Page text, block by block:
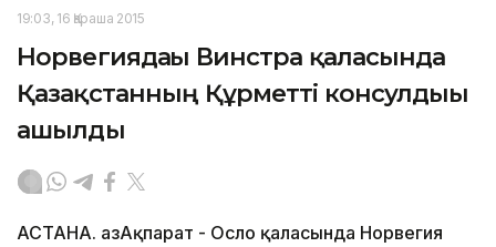
19:03, 16 Қараша 2015
Норвегиядағы Винстра қаласында
Қазақстанның Құрметті консулдығы
ашылды
АСТАНА. ҚазАқпарат - Осло қаласында Норвегия